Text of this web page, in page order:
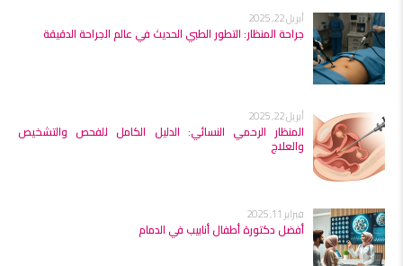
أبريل 22, 2025
جراحة المنظار: التطور الطبي الحديث في عالم الجراحة الدقيقة
أبريل 22, 2025
المنظار الرحمي النسائي: الدليل الكامل للفحص والتشخيص
والعلاج
فبراير 11, 2025
أفضل دكتورة أطفال أنابيب في الدمام